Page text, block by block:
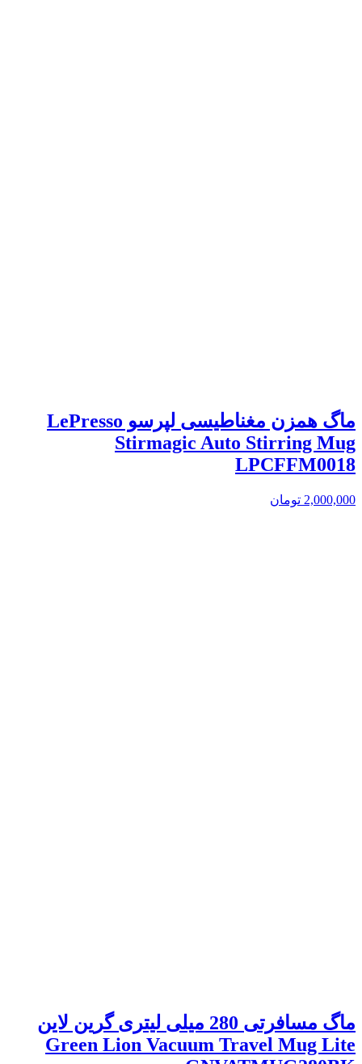
ماگ همزن مغناطیسی لپرسو LePresso
Stirmagic Auto Stirring Mug
LPCFFM0018
2,000,000 تومان
ماگ مسافرتی 280 میلی لیتری گرین لاین
Green Lion Vacuum Travel Mug Lite